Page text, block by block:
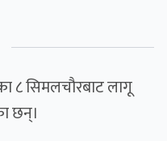
८ सिमलचौरबाट लागू
छन्।